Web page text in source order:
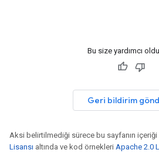
Bu size yardımcı
Geri bildirim
Aksi belirtilmediği sürece bu sayfanın içeriği
Lisansı altında ve kod örnekleri Apache 2.0